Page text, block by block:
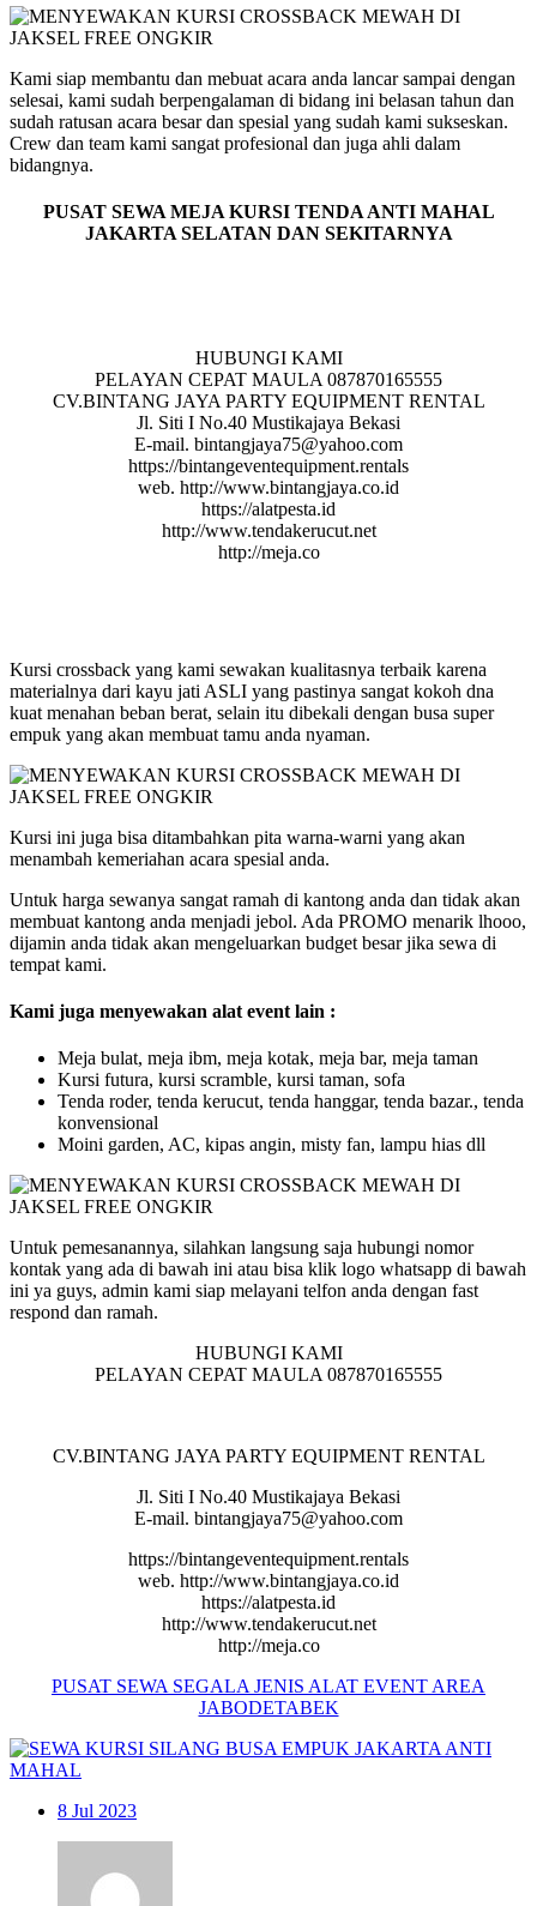
Kami siap membantu dan mebuat acara anda lancar sampai dengan
selesai, kami sudah berpengalaman di bidang ini belasan tahun dan
sudah ratusan acara besar dan spesial yang sudah kami sukseskan.
Crew dan team kami sangat profesional dan juga ahli dalam
bidangnya.
PUSAT SEWA MEJA KURSI TENDA ANTI MAHAL
JAKARTA SELATAN DAN SEKITARNYA
HUBUNGI KAMI
PELAYAN CEPAT MAULA 087870165555
CV.BINTANG JAYA PARTY EQUIPMENT RENTAL
Jl. Siti I No.40 Mustikajaya Bekasi
E-mail. bintangjaya75@yahoo.com
https://bintangeventequipment.rentals
web. http://www.bintangjaya.co.id
https://alatpesta.id
http://www.tendakerucut.net
http://meja.co
Kursi crossback yang kami sewakan kualitasnya terbaik karena
materialnya dari kayu jati ASLI yang pastinya sangat kokoh dna
kuat menahan beban berat, selain itu dibekali dengan busa super
empuk yang akan membuat tamu anda nyaman.
Kursi ini juga bisa ditambahkan pita warna-warni yang akan
menambah kemeriahan acara spesial anda.
Untuk harga sewanya sangat ramah di kantong anda dan tidak akan
membuat kantong anda menjadi jebol. Ada PROMO menarik lhooo,
dijamin anda tidak akan mengeluarkan budget besar jika sewa di
tempat kami.
Kami juga menyewakan alat event lain :
Meja bulat, meja ibm, meja kotak, meja bar, meja taman
Kursi futura, kursi scramble, kursi taman, sofa
Tenda roder, tenda kerucut, tenda hanggar, tenda bazar., tenda
konvensional
Moini garden, AC, kipas angin, misty fan, lampu hias dll
Untuk pemesanannya, silahkan langsung saja hubungi nomor
kontak yang ada di bawah ini atau bisa klik logo whatsapp di bawah
ini ya guys, admin kami siap melayani telfon anda dengan fast
respond dan ramah.
HUBUNGI KAMI
PELAYAN CEPAT MAULA 087870165555
CV.BINTANG JAYA PARTY EQUIPMENT RENTAL
Jl. Siti I No.40 Mustikajaya Bekasi
E-mail. bintangjaya75@yahoo.com
https://bintangeventequipment.rentals
web. http://www.bintangjaya.co.id
https://alatpesta.id
http://www.tendakerucut.net
http://meja.co
PUSAT SEWA SEGALA JENIS ALAT EVENT AREA
JABODETABEK
8 Jul 2023